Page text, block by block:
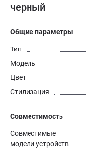
черный
Общие параметры
Тип
Модель
Цвет
Стилизация
Совместимость
Совместимые
модели устройств